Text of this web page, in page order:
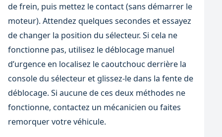
de frein, puis mettez le contact (sans démarrer le
moteur). Attendez quelques secondes et essayez
de changer la position du sélecteur. Si cela ne
fonctionne pas, utilisez le déblocage manuel
d’urgence en localisez le caoutchouc derrière la
console du sélecteur et glissez-le dans la fente de
déblocage. Si aucune de ces deux méthodes ne
fonctionne, contactez un mécanicien ou faites
remorquer votre véhicule.